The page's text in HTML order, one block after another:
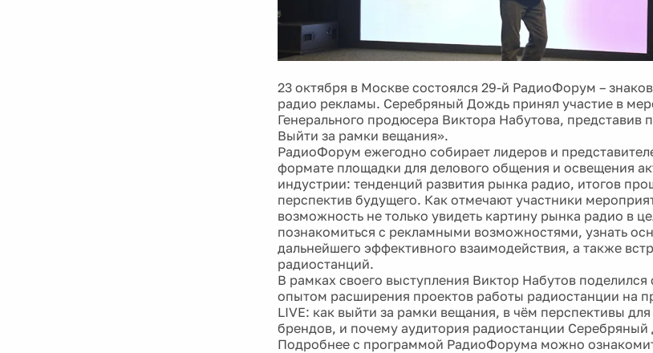
23 октября в Москве состоялся 29-й РадиоФорум –
радио рекламы. Серебряный Дождь принял участие в
Генерального продюсера Виктора Набутова, представив
Выйти за рамки вещания».
РадиоФорум ежегодно собирает лидеров и
формате площадки для делового общения и освещения
индустрии: тенденций развития рынка радио, итогов
перспектив будущего. Как отмечают участники
возможность не только увидеть картину рынка радио в
познакомиться с рекламными возможностями, узнать
дальнейшего эффективного взаимодействия, а также
радиостанций.
В рамках своего выступления Виктор Набутов
опытом расширения проектов работы радиостанции на
LIVE: как выйти за рамки вещания, в чём перспективы
брендов, и почему аудитория радиостанции
Подробнее с программой РадиоФорума можно